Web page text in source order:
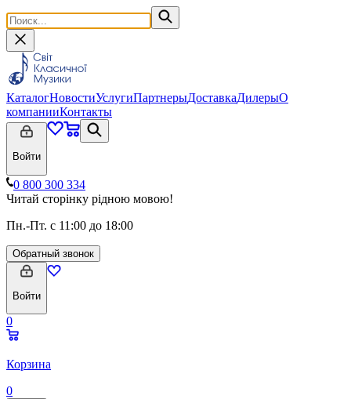
КаталогНовостиУслугиПартнерыДоставкаДилерыО
компанииКонтакты
Войти
0 800 300 334
Читай сторінку рідною мовою!
Пн.-Пт. с 11:00 до 18:00
Обратный звонок
Войти
0
Корзина
0